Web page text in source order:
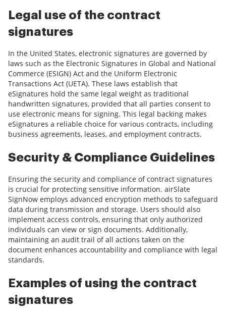
Legal use of the contract
signatures
In the United States, electronic signatures are governed by
laws such as the Electronic Signatures in Global and National
Commerce (ESIGN) Act and the Uniform Electronic
Transactions Act (UETA). These laws establish that
eSignatures hold the same legal weight as traditional
handwritten signatures, provided that all parties consent to
use electronic means for signing. This legal backing makes
eSignatures a reliable choice for various contracts, including
business agreements, leases, and employment contracts.
Security & Compliance Guidelines
Ensuring the security and compliance of contract signatures
is crucial for protecting sensitive information. airSlate
SignNow employs advanced encryption methods to safeguard
data during transmission and storage. Users should also
implement access controls, ensuring that only authorized
individuals can view or sign documents. Additionally,
maintaining an audit trail of all actions taken on the
document enhances accountability and compliance with legal
standards.
Examples of using the contract
signatures